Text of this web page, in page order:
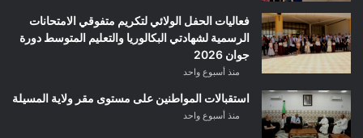
فعاليات الحفل الولائي لتكريم متفوقي الامتحانات
الرسمية لشهادتي البكالوريا والتعليم المتوسط دورة
جوان 2026
منذ أسبوع واحد
استقبالات المواطنين على مستوى مقر ولاية المسيلة
منذ أسبوع واحد